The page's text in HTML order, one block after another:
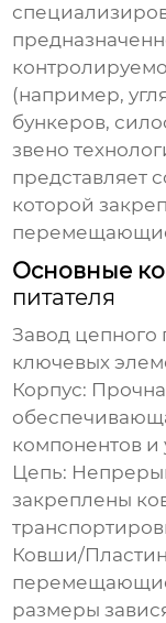
(например,
бункеров,
звено
представляет
которой
Основные
питателя
Завод цепного
ключевых
Корпус:
компонентов и
Цепь:
закреплены
Ковши/
размеры